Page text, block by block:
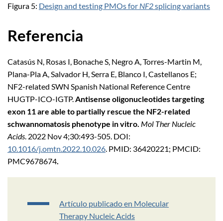
Figura 5: Design and testing PMOs for NF2splicing variants
Referencia
Catasús N, Rosas I, Bonache S, Negro A, Torres-Martin M,
Plana-Pla A, Salvador H, Serra E, Blanco I, Castellanos E;
NF2-related SWN Spanish National Reference Centre
HUGTP-ICO-IGTP. Antisense oligonucleotides targeting
exon 11 are able to partially rescue the NF2-related
schwannomatosis phenotype in vitro. Mol Ther Nucleic
Acids . 2022 Nov 4;30:493-505. DOI:
10.1016/j.omtn.2022.10.026 . PMID: 36420221; PMCID:
PMC9678674
Artículo publicado en Molecular
Therapy Nucleic Acids